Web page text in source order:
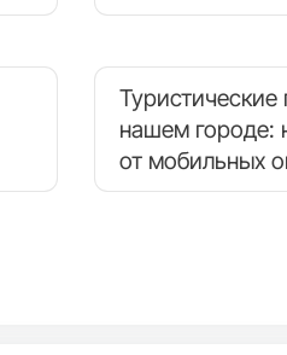
Туристические
нашем городе:
от мобильных